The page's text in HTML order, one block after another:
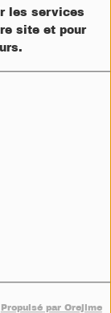
les services
site et pour
Propulsé par Orejime